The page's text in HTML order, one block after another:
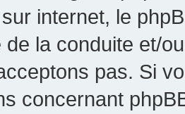
internet, le
de la conduite et/
pas. Si
concernant